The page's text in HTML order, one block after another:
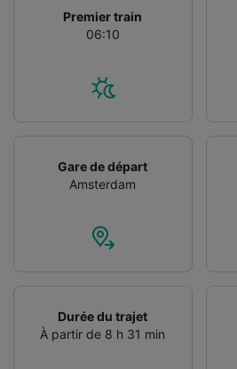
Premier train
06:10
Gare de départ
Amsterdam
Durée du trajet
À partir de 8 h 31 min
l’identification. Stocker et/
informations sur un appareil.
études d’audience et
Liste de nos partenaires